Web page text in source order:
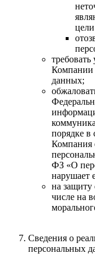
Компании
данных;
порядке в
Компания
ФЗ «О
нарушает
на защиту
числе на
Сведения о
персональных